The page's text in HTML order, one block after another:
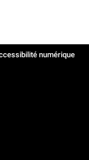
numérique